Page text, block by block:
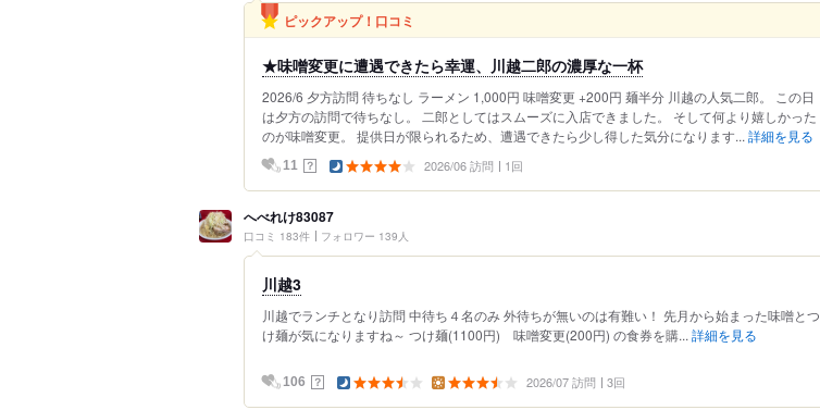
ピックアップ！口コミ
★味噌変更に遭遇できたら幸運、川越二郎の濃厚な一杯
2026/6 夕方訪問 待ちなし ラーメン 1,000円 味噌変更 +200円 麺半分 川越の人気二郎。 この日
は夕方の訪問で待ちなし。 二郎としてはスムーズに入店できました。 そして何より嬉しかった
のが味噌変更。 提供日が限られるため、遭遇できたら少し得した気分になります... 詳細を見る
11 ？ 2026/06 訪問 1回
へべれけ83087
口コミ 183件 フォロワー 139人
川越3
川越でランチとなり訪問 中待ち４名のみ 外待ちが無いのは有難い！ 先月から始まった味噌とつ
け麺が気になりますね～ つけ麺(1100円) 味噌変更(200円) の食券を購... 詳細を見る
106 ？ 2026/07 訪問 3回